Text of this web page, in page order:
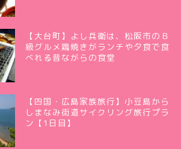
【大台町】よし兵衛は、松阪市のＢ
級グルメ鶏焼きがランチや夕食で食
べれる昔ながらの食堂
【四国・広島家族旅行】小豆島から
しまなみ街道サイクリング旅行プラ
ン【1日目】